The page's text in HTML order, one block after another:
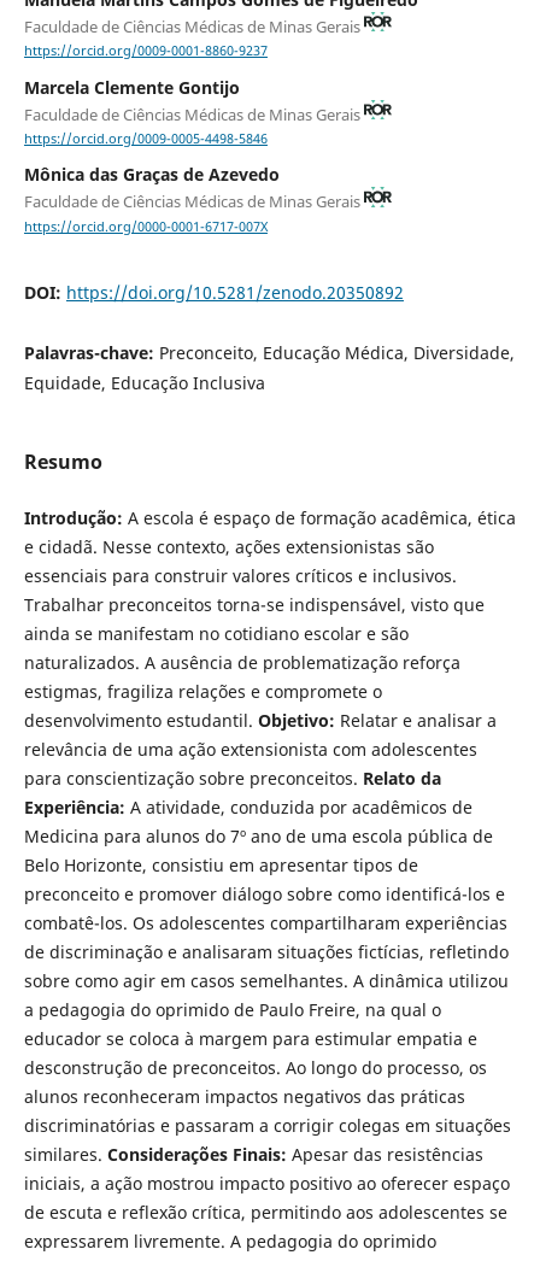
Faculdade de Ciências Médicas de Minas Gerais
https://orcid.org/0009-0001-8860-9237
Marcela Clemente Gontijo
Faculdade de Ciências Médicas de Minas Gerais
https://orcid.org/0009-0005-4498-5846
Mônica das Graças de Azevedo
Faculdade de Ciências Médicas de Minas Gerais
https://orcid.org/0000-0001-6717-007X
DOI: https://doi.org/10.5281/zenodo.20350892
Palavras-chave: Preconceito, Educação Médica, Diversidade,
Equidade, Educação Inclusiva
Resumo
Introdução: A escola é espaço de formação acadêmica, ética
e cidadã. Nesse contexto, ações extensionistas são
essenciais para construir valores críticos e inclusivos.
Trabalhar preconceitos torna-se indispensável, visto que
ainda se manifestam no cotidiano escolar e são
naturalizados. A ausência de problematização reforça
estigmas, fragiliza relações e compromete o
desenvolvimento estudantil. Objetivo: Relatar e analisar a
relevância de uma ação extensionista com adolescentes
para conscientização sobre preconceitos. Relato da
Experiência: A atividade, conduzida por acadêmicos de
Medicina para alunos do 7º ano de uma escola pública de
Belo Horizonte, consistiu em apresentar tipos de
preconceito e promover diálogo sobre como identificá-los e
combatê-los. Os adolescentes compartilharam experiências
de discriminação e analisaram situações fictícias, refletindo
sobre como agir em casos semelhantes. A dinâmica utilizou
a pedagogia do oprimido de Paulo Freire, na qual o
educador se coloca à margem para estimular empatia e
desconstrução de preconceitos. Ao longo do processo, os
alunos reconheceram impactos negativos das práticas
discriminatórias e passaram a corrigir colegas em situações
similares. Considerações Finais: Apesar das resistências
iniciais, a ação mostrou impacto positivo ao oferecer espaço
de escuta e reflexão crítica, permitindo aos adolescentes se
expressarem livremente. A pedagogia do oprimido